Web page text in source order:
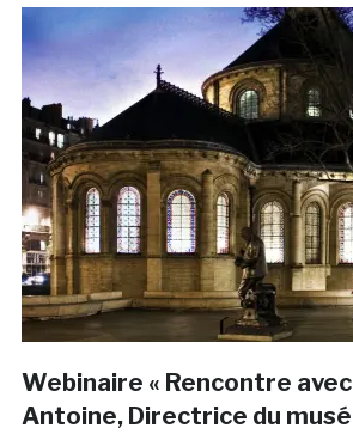
Webinaire « Rencontre
Antoine, Directrice du